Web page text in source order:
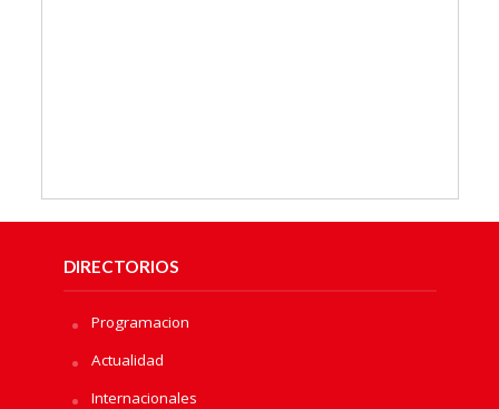
DIRECTORIOS
Programacion
Actualidad
Internacionales